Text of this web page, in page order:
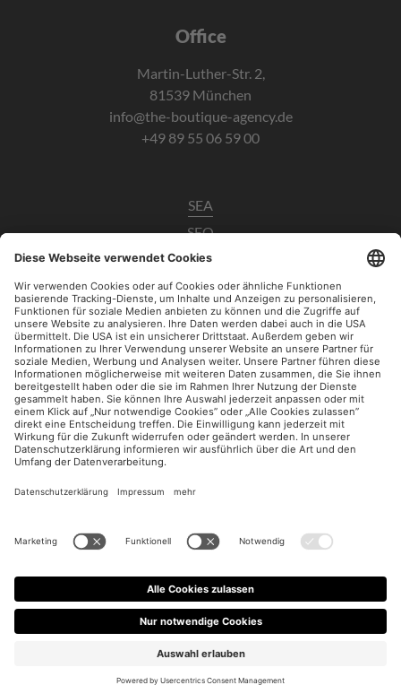
Office
Martin-Luther-Str. 2,
81539 München
info@the-boutique-agency.de
+49 89 55 06 59 00
SEA
SEO
Data Analytics
UX / CRO
Paid Social
Impressum
Datenschutzerklärung